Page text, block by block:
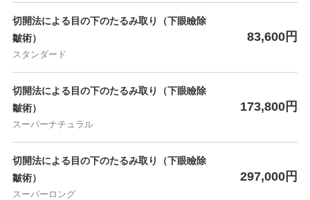
切開法による目の下のたるみ取り（下眼瞼除
皺術）
スタンダード
83,600円
切開法による目の下のたるみ取り（下眼瞼除
皺術）
スーパーナチュラル
173,800円
切開法による目の下のたるみ取り（下眼瞼除
皺術）
スーパーロング
297,000円